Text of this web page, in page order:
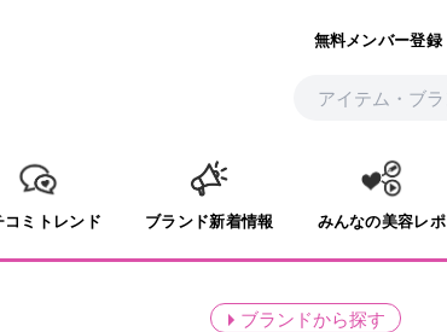
無料メンバー登録
コミトレンド ブランド新着情報 みんなの美容レポ
ブランドから探す